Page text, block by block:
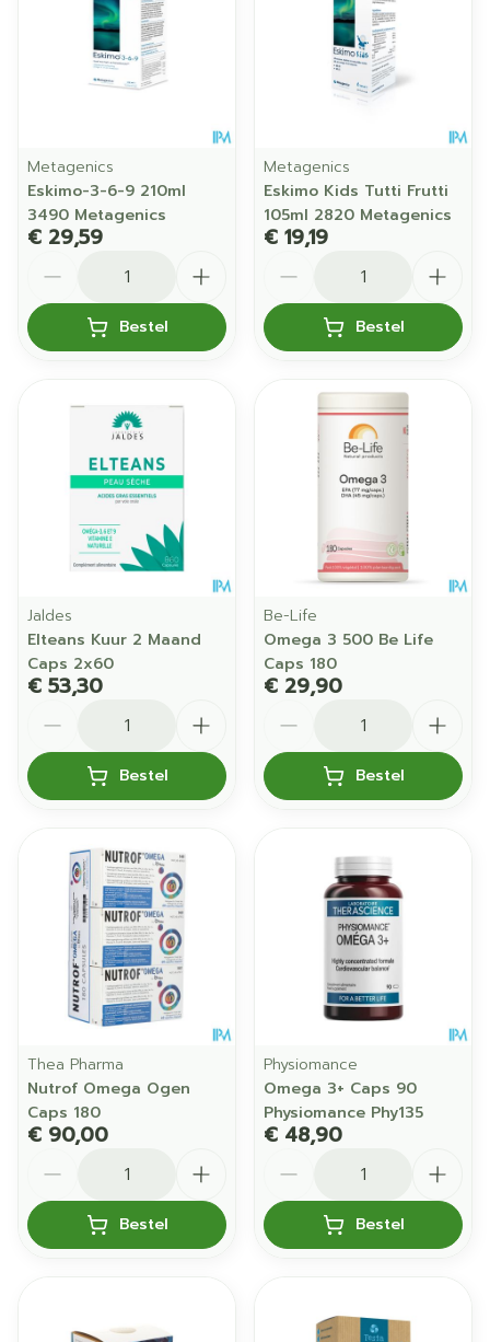
Metagenics
Eskimo-3-6-9 210ml
3490 Metagenics
€ 29,59
Bestel
Metagenics
Eskimo Kids Tutti Frutti
105ml 2820 Metagenics
€ 19,19
Bestel
Jaldes
Elteans Kuur 2 Maand
Caps 2x60
€ 53,30
Bestel
Be-Life
Omega 3 500 Be Life
Caps 180
€ 29,90
Bestel
Thea Pharma
Nutrof Omega Ogen
Caps 180
€ 90,00
Bestel
Physiomance
Omega 3+ Caps 90
Physiomance Phy135
€ 48,90
Bestel